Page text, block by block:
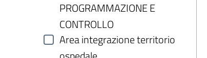
PROGRAMMAZIONE E
CONTROLLO
Area integrazione territorio